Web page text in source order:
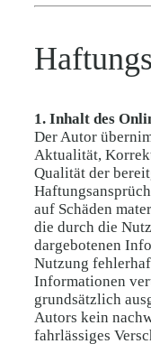
1. Inhalt des
Der Autor
Aktualität,
Qualität der
auf Schäden
die durch die
dargebotenen
Nutzung
Informationen
grundsätzlich
Autors kein
fahrlässiges